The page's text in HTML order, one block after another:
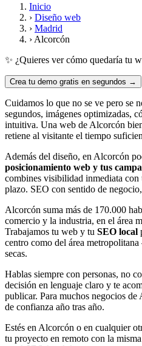
Inicio
› Diseño web
› Madrid
› Alcorcón
✨ ¿Quieres ver cómo quedaría tu
Crea tu demo gratis en segundos →
Cuidamos lo que no se ve pero se
segundos, imágenes optimizadas,
intuitiva. Una web de Alcorcón
retiene al visitante el tiempo
Además del diseño, en Alcorcón
posicionamiento web y tus
combines visibilidad inmediata
plazo. SEO con sentido de
Alcorcón suma más de 170.000
comercio y la industria, en el área
Trabajamos tu web y tu SEO local
centro como del área
secas.
Hablas siempre con personas, no
decisión en lenguaje claro y te
publicar. Para muchos negocios
de confianza año tras año.
Estés en Alcorcón o en cualquier
tu proyecto en remoto con la